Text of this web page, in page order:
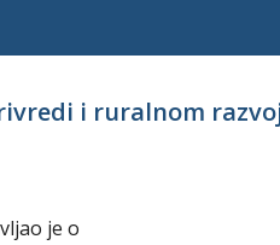
i ruralnom
je o